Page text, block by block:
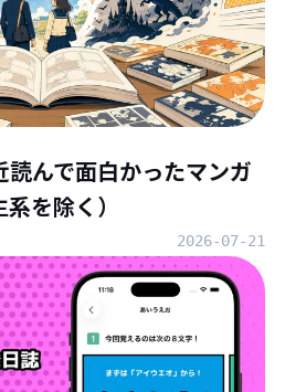
読んで面白かったマンガ
を除く）
2026-07-21